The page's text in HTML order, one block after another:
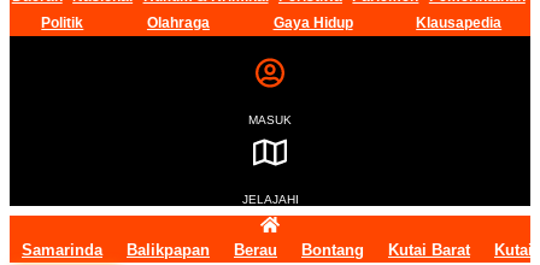
Politik
Olahraga Gaya Hidup Klausapedia
MASUK
JELAJAHI
Samarinda Balikpapan Berau Bontang Kutai Barat Kutai